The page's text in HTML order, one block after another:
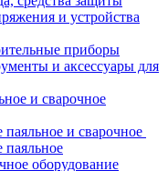
и устройства
приборы
и аксессуары для
и сварочное
и сварочное
паяльное
оборудование